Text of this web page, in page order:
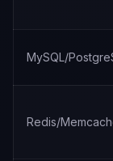
MySQL/
Redis/